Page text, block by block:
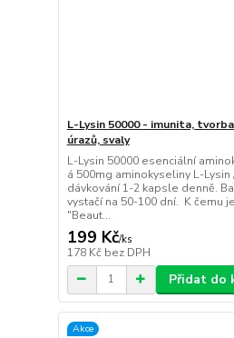
L-Lysin 50000 - imunita,
úrazů, svaly
L-Lysin 50000 esenciální
á 500mg aminokyseliny L-Lysin
dávkování 1-2 kapsle denně.
vystačí na 50-100 dní. K čemu
"Beaut...
199 Kč/ks
178 Kč bez DPH
Přidat do
Akce